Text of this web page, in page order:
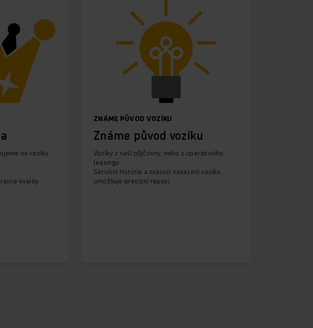
na vozíky
kvality
ZNÁME PŮVOD VOZÍKU
Známe původ vozíku
Vozíky z naší půjčovny, nebo z operativního
leasingu.
Servisní historie a znalost nasazení vozíku,
umožňuje precizní repasi.